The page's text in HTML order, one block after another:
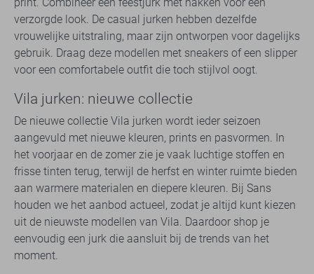
verzorgde look. De casual jurken hebben dezelfde
vrouwelijke uitstraling, maar zijn ontworpen voor dagelijks
gebruik. Draag deze modellen met sneakers of een slipper
voor een comfortabele outfit die toch stijlvol oogt.
Vila jurken: nieuwe collectie
De nieuwe collectie Vila jurken wordt ieder seizoen
aangevuld met nieuwe kleuren, prints en pasvormen. In
het voorjaar en de zomer zie je vaak luchtige stoffen en
frisse tinten terug, terwijl de herfst en winter ruimte bieden
aan warmere materialen en diepere kleuren. Bij Sans
houden we het aanbod actueel, zodat je altijd kunt kiezen
uit de nieuwste modellen van Vila. Daardoor shop je
eenvoudig een jurk die aansluit bij de trends van het
moment.